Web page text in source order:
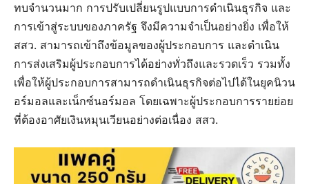
ทบจำนวนมาก การปรับเปลี่ยนรูปแบบการดำเนินธุรกิจ และ
การเข้าสู่ระบบของภาครัฐ จึงมีความจำเป็นอย่างยิ่ง เพื่อให้
สสว. สามารถเข้าถึงข้อมูลของผู้ประกอบการ และดำเนิน
การส่งเสริมผู้ประกอบการได้อย่างทั่วถึงและรวดเร็ว รวมทั้ง
เพื่อให้ผู้ประกอบการสามารถดำเนินธุรกิจต่อไปได้ในยุคนิวน
อร์มอลและเน็กซ์นอร์มอล โดยเฉพาะผู้ประกอบการรายย่อย
ที่ต้องอาศัยเงินหมุนเวียนอย่างต่อเนื่อง สสว.